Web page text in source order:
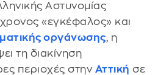
Αστυνομίας
«εγκέφαλος» και
οργάνωσης, η
τη διακίνηση
περιοχές στην Αττική σε